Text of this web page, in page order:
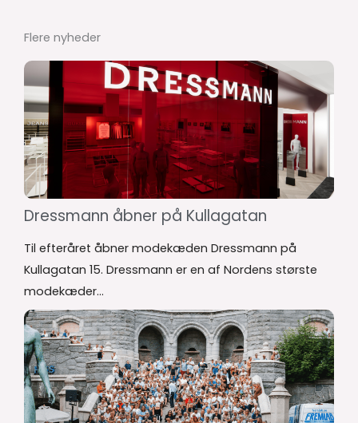
Flere nyheder
Dressmann åbner på Kullagatan
Til efteråret åbner modekæden Dressmann på
Kullagatan 15. Dressmann er en af Nordens største
modekæder...